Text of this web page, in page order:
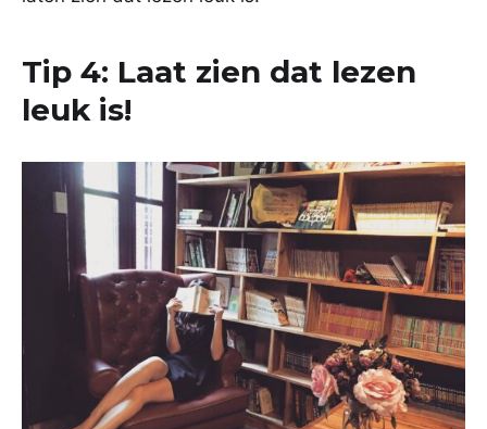
Tip 4: Laat zien dat lezen
leuk is!